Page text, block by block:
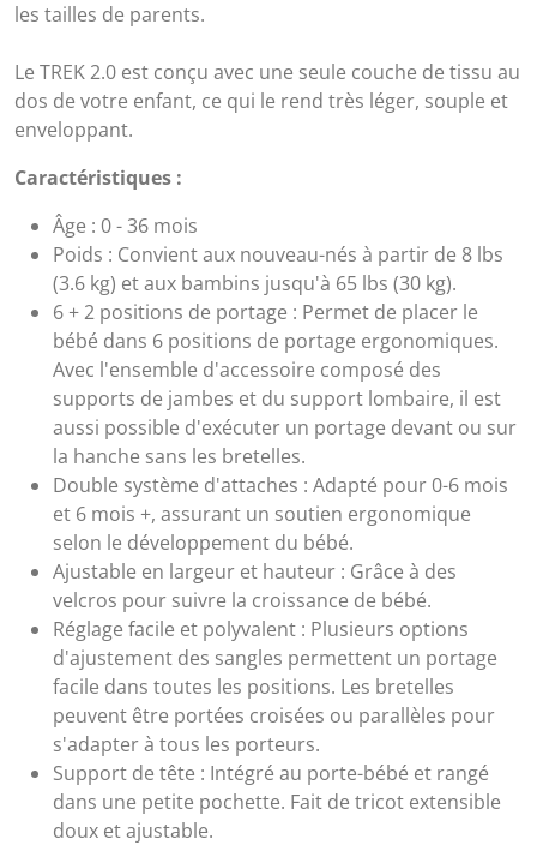
les tailles de parents.
Le TREK 2.0 est conçu avec une seule couche de tissu au
dos de votre enfant, ce qui le rend très léger, souple et
enveloppant.
Caractéristiques :
Âge : 0 - 36 mois
Poids : Convient aux nouveau-nés à partir de 8 lbs
(3.6 kg) et aux bambins jusqu'à 65 lbs (30 kg).
6 + 2 positions de portage : Permet de placer le
bébé dans 6 positions de portage ergonomiques.
Avec l'ensemble d'accessoire composé des
supports de jambes et du support lombaire, il est
aussi possible d'exécuter un portage devant ou sur
la hanche sans les bretelles.
Double système d'attaches : Adapté pour 0-6 mois
et 6 mois +, assurant un soutien ergonomique
selon le développement du bébé.
Ajustable en largeur et hauteur : Grâce à des
velcros pour suivre la croissance de bébé.
Réglage facile et polyvalent : Plusieurs options
d'ajustement des sangles permettent un portage
facile dans toutes les positions. Les bretelles
peuvent être portées croisées ou parallèles pour
s'adapter à tous les porteurs.
Support de tête : Intégré au porte-bébé et rangé
dans une petite pochette. Fait de tricot extensible
doux et ajustable.